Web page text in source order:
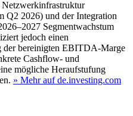
Netzwerkinfrastruktur
Q2 2026) und der Integration
Segmentwachstum
jedoch einen
der bereinigten EBITDA‑Marge
Cashflow- und
mögliche Heraufstufung
» Mehr auf de.investing.com